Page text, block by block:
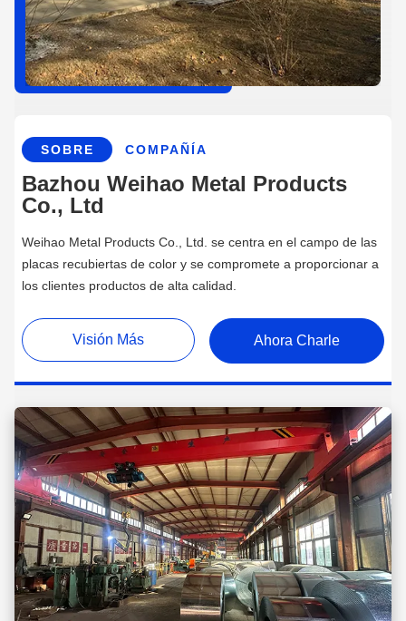
SOBRE COMPAÑÍA
Bazhou Weihao Metal Products
Co., Ltd
Weihao Metal Products Co., Ltd. se centra en el campo de las
placas recubiertas de color y se compromete a proporcionar a
los clientes productos de alta calidad.
Visión Más Ahora Charle